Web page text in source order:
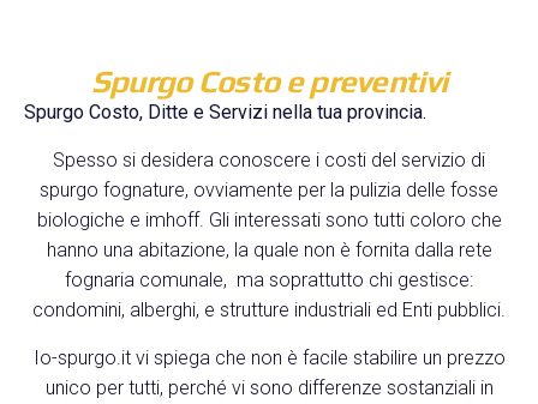
Spurgo Costo e preventivi
Spurgo Costo, Ditte e Servizi nella tua provincia.
Spesso si desidera conoscere i costi del servizio di
spurgo fognature, ovviamente per la pulizia delle fosse
biologiche e imhoff. Gli interessati sono tutti coloro che
hanno una abitazione, la quale non è fornita dalla rete
fognaria comunale, ma soprattutto chi gestisce:
condomini, alberghi, e strutture industriali ed Enti pubblici.
Io-spurgo.it vi spiega che non è facile stabilire un prezzo
unico per tutti, perché vi sono differenze sostanziali in